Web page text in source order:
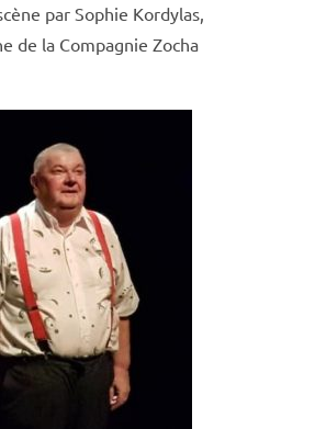
par Sophie Kordylas,
de la Compagnie Zocha